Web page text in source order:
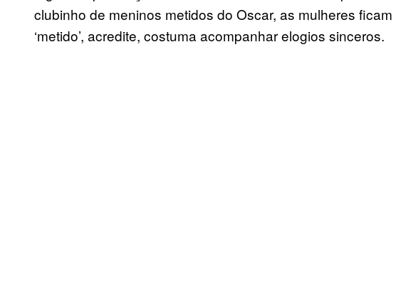
clubinho de meninos metidos do Oscar, as mulheres
‘metido’, acredite, costuma acompanhar elogios sinceros.